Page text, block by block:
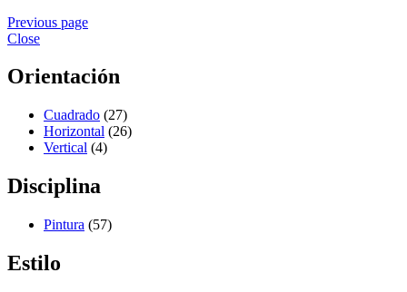
Previous page
Close
Orientación
Cuadrado (27)
Horizontal (26)
Vertical (4)
Disciplina
Pintura (57)
Estilo